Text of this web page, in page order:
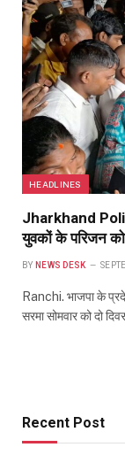
HEADLINES
Jharkhand
युवकों के परिजन
BY NEWS DESK
Ranchi. भाजपा के
सरमा सोमवार को दो
Recent Post